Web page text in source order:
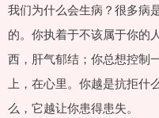
我们为什么会生病？很多病
的。你执着于不该属于你的
西，肝气郁结；你总想控制
上，在心里。你越是抗拒什
么，它越让你患得患失。